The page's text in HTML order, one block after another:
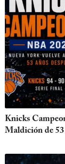
Knicks
Maldición de